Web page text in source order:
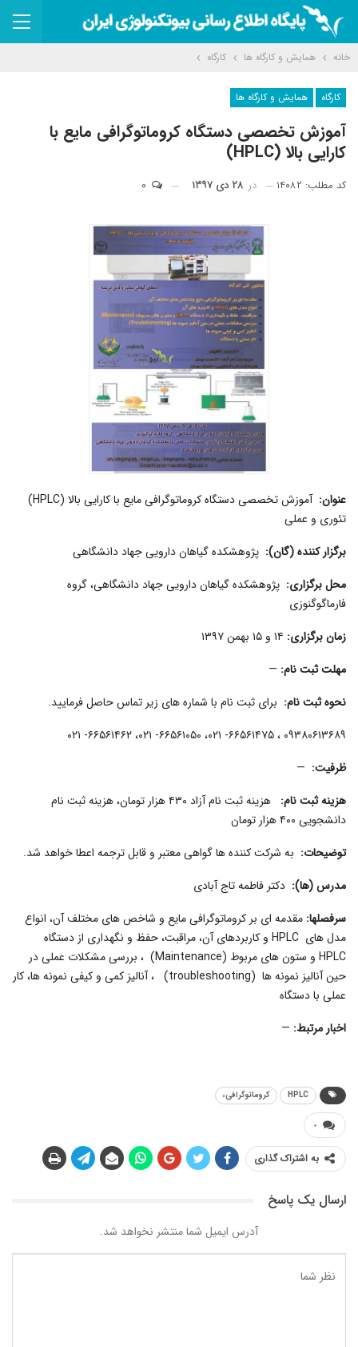
خانه همایش و کارگاه ها کارگاه
کارگاه همایش و کارگاه ها
آموزش تخصصی دستگاه کروماتوگرافی مایع با
کارایی بالا (HPLC)
کد مطلب: ۱۴۰۸۲ در ۲۸ دی ۱۳۹۷
عنوان:
آموزش تخصصی دستگاه کروماتوگرافی مایع با کارایی بالا (HPLC)
تئوری و عملی
برگزار کننده (گان): پژوهشکده گیاهان دارویی جهاد دانشگاهی
محل برگزاری: پژوهشکده گیاهان دارویی جهاد دانشگاهی، گروه
فارماگوگنوزی
زمان برگزاری: ۱۴ و ۱۵ بهمن ۱۳۹۷
مهلت ثبت نام:
—
نحوه ثبت نام: برای ثبت نام با شماره های زیر تماس حاصل فرمایید.
۰۹۳۸۰۶۱۳۶۸۹ ، ۶۶۵۶۱۴۷۵- ۰۲۱، ۶۶۵۶۱۰۵۰- ۰۲۱، ۶۶۵۶۱۴۶۲- ۰۲۱
ظرفیت:
—
هزینه ثبت نام:
هزینه ثبت نام آزاد ۴۳۰ هزار تومان، هزینه ثبت نام
دانشجویی ۴۰۰ هزار تومان
توضیحات: به شرکت کننده ها گواهی معتبر و قابل ترجمه اعطا خواهد شد.
مدرس (ها): دکتر فاطمه تاج آبادی
سرفصل­ها: مقدمه­ ای بر کروماتوگرافی مایع و شاخص­ های مختلف آن، انواع
مدل­ های HPLC و کاربردهای آن، مراقبت، حفظ و نگهداری از دستگاه
HPLC و ستون ­های مربوط (Maintenance) ، بررسی مشکلات عملی در
حین آنالیز نمونه­ ها (troubleshooting) ، آنالیز کمی و کیفی نمونه­ ها، کار
عملی با دستگاه
اخبار مرتبط:
—
HPLC کروماتوگرافی،
۰
به اشتراک گذاری
ارسال یک پاسخ
آدرس ایمیل شما منتشر نخواهد شد.